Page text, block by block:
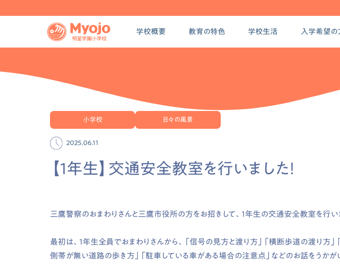
学校概要 教育の特色 学校生活 入学希望の
小学校 日々の風景
2025.06.11
【1年生】交通安全教室を行いました！
三鷹警察のおまわりさんと三鷹市役所の方をお招きして、1年生の交通安全教室を行い
最初は、1年生全員でおまわりさんから、「信号の見方と渡り方」「横断歩道の渡り方
側帯が無い道路の歩き方」「駐車している車がある場合の注意点」などのお話をうかが